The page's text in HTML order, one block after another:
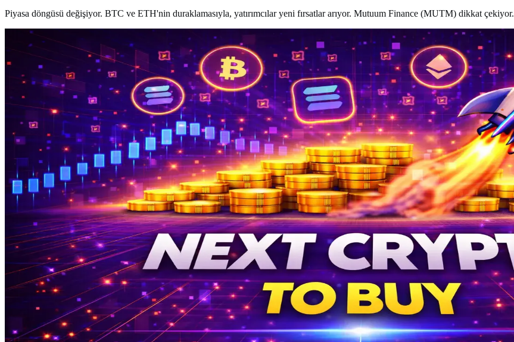
Piyasa döngüsü değişiyor. BTC ve ETH'nin duraklamasıyla, yatırımcılar yeni fırsatlar arıyor. Mutuum Finance (MUTM) dikkat çekiyor.